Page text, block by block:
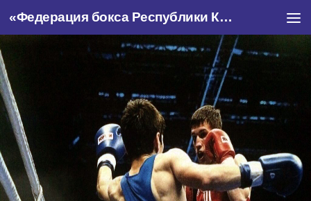
«Федерация бокса Республики Крым»